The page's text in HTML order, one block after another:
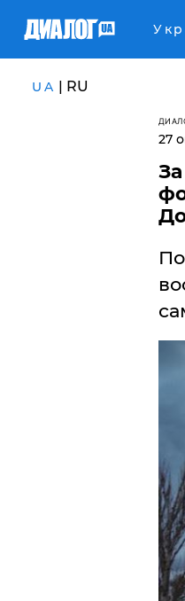
UA | RU
27